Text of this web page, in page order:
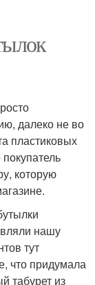
далеко не во
пластиковых
которую
нашу
тут
что придумала
табурет из